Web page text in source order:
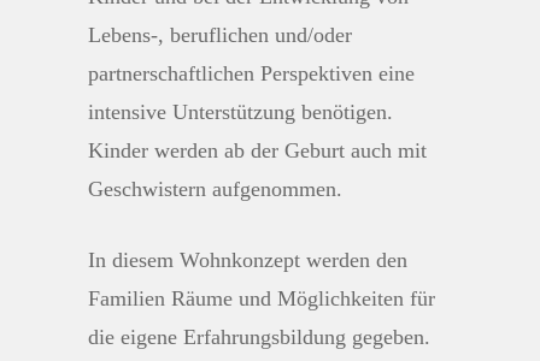
Lebens-, beruflichen und/oder
partnerschaftlichen Perspektiven eine
intensive Unterstützung benötigen.
Kinder werden ab der Geburt auch mit
Geschwistern aufgenommen.
In diesem Wohnkonzept werden den
Familien Räume und Möglichkeiten für
die eigene Erfahrungsbildung gegeben.